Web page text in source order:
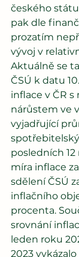
českého
pak dle
prozatím
vývoj v
Aktuálně se
ČSÚ k datu
inflace v ČR
nárůstem ve
vyjadřující
posledních
míra inflace
sdělení ČSÚ
inflačního
procenta.
srovnání
leden roku
2023